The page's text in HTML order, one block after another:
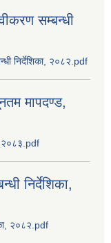
सम्बन्धी
निर्देशिका, २०८२.pdf
मापदण्ड,
२०८३.pdf
निर्देशिका,
२०८२.pdf